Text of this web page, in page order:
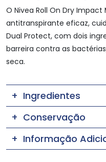
O Nivea Roll On Dry
antitranspirante eficaz,
Dual Protect, com dois
barreira contra as
seca.
Ingredientes
Conservação
Informação